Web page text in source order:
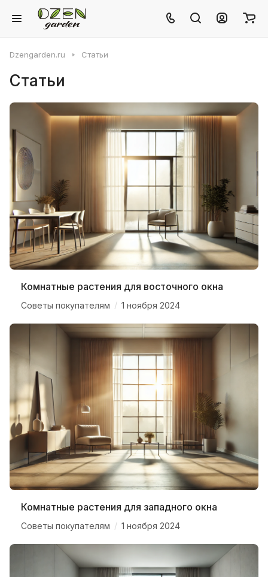
Dzengarden.ru Статьи
Статьи
Комнатные растения для восточного окна
Советы покупателям / 1 ноября 2024
Комнатные растения для западного окна
Советы покупателям / 1 ноября 2024